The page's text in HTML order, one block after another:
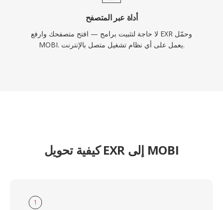
أداة عبر المتصفح
لا حاجة لتثبيت برامج — افتح متصفحك وارفع EXR وحمّل
MOBI. يعمل على أي نظام تشغيل متصل بالإنترنت.
كيفية تحويل EXR إلى MOBI
1